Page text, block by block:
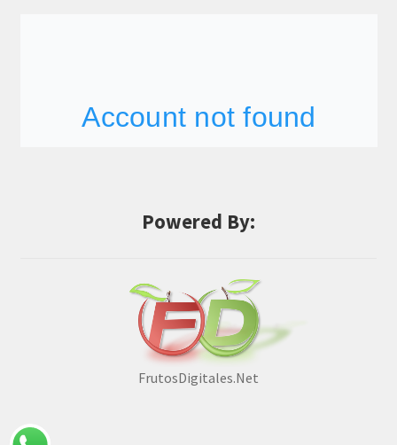
Powered By:
FrutosDigitales.Net